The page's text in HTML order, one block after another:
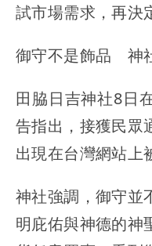
試市場需求，再決
御守不是飾品 神
田脇日吉神社8日
告指出，接獲民眾
出現在台灣網站上
神社強調，御守並
明庇佑與神德的神